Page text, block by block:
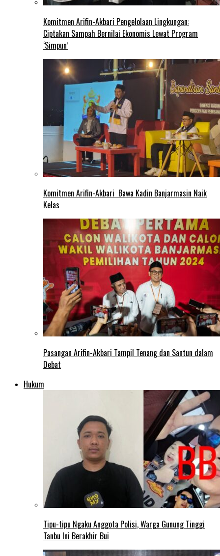
Komitmen Arifin-Akbari Pengelolaan Lingkungan:
Ciptakan Sampah Bernilai Ekonomis Lewat Program
‘Simpun’
Komitmen Arifin-Akbari Bawa Kadin Banjarmasin Naik
Kelas
Pasangan Arifin-Akbari Tampil Tenang dan Santun dalam
Debat
Hukum
Tipu-tipu Ngaku Anggota Polisi, Warga Gunung Tinggi
Tanbu Ini Berakhir Bui